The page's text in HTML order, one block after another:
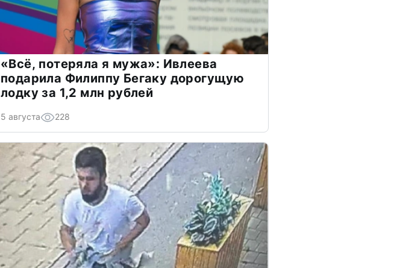
«Всё, потеряла я мужа»: Ивлеева
подарила Филиппу Бегаку дорогущую
лодку за 1,2 млн рублей
5 августа 228